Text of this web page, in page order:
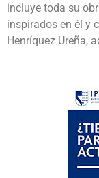
incluye toda su
inspirados en él y
Henríquez Ureña,